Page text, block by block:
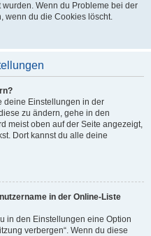
Wenn du Probleme bei der
wenn du die Cookies löscht.
deine Einstellungen in der
zu ändern, gehe in den
meist oben auf der Seite angezeigt,
Dort kannst du alle deine
in der Online-Liste
in den Einstellungen eine Option
verbergen“. Wenn du diese